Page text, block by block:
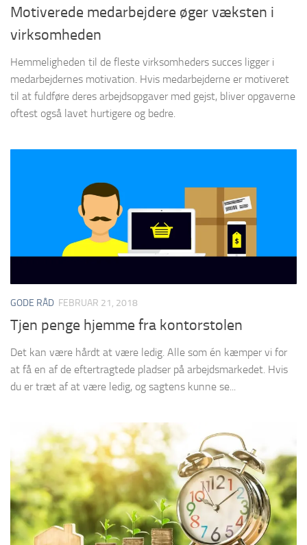
Motiverede medarbejdere øger væksten i
virksomheden
Hemmeligheden til de fleste virksomheders succes ligger i
medarbejdernes motivation. Hvis medarbejderne er motiveret
til at fuldføre deres arbejdsopgaver med gejst, bliver opgaverne
oftest også lavet hurtigere og bedre.
GODE RÅD FEBRUAR 21, 2018
Tjen penge hjemme fra kontorstolen
Det kan være hårdt at være ledig. Alle som én kæmper vi for
at få en af de eftertragtede pladser på arbejdsmarkedet. Hvis
du er træt af at være ledig, og sagtens kunne se...